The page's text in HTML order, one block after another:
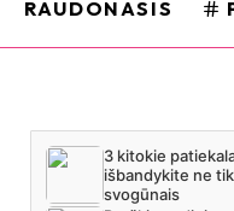
RAUDONASIS